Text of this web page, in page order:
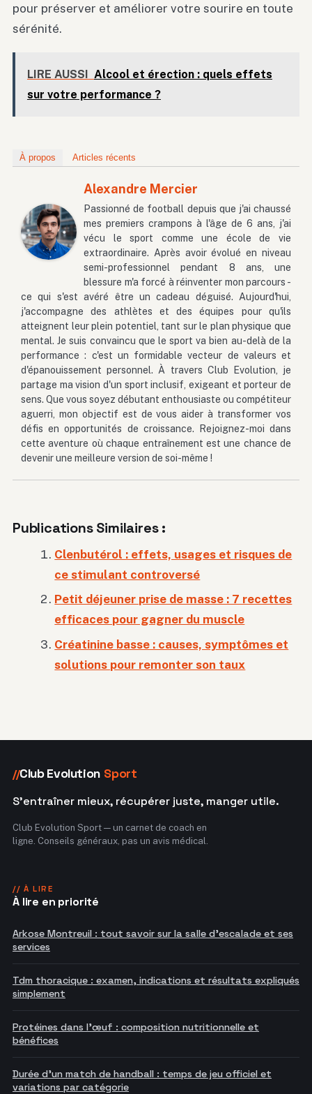
pour préserver et améliorer votre sourire en toute
sérénité.
LIRE AUSSI Alcool et érection : quels effets
sur votre performance ?
À propos Articles récents
Alexandre Mercier
Passionné de football depuis que j'ai chaussé
mes premiers crampons à l'âge de 6 ans, j'ai
vécu le sport comme une école de vie
extraordinaire. Après avoir évolué en niveau
semi-professionnel pendant 8 ans, une
blessure m'a forcé à réinventer mon parcours -
ce qui s'est avéré être un cadeau déguisé. Aujourd'hui,
j'accompagne des athlètes et des équipes pour qu'ils
atteignent leur plein potentiel, tant sur le plan physique que
mental. Je suis convaincu que le sport va bien au-delà de la
performance : c'est un formidable vecteur de valeurs et
d'épanouissement personnel. À travers Club Evolution, je
partage ma vision d'un sport inclusif, exigeant et porteur de
sens. Que vous soyez débutant enthousiaste ou compétiteur
aguerri, mon objectif est de vous aider à transformer vos
défis en opportunités de croissance. Rejoignez-moi dans
cette aventure où chaque entraînement est une chance de
devenir une meilleure version de soi-même !
Publications Similaires :
Clenbutérol : effets, usages et risques de
ce stimulant controversé
Petit déjeuner prise de masse : 7 recettes
efficaces pour gagner du muscle
Créatinine basse : causes, symptômes et
solutions pour remonter son taux
//Club Evolution Sport
S'entraîner mieux, récupérer juste, manger utile.
Club Evolution Sport — un carnet de coach en
ligne. Conseils généraux, pas un avis médical.
// À LIRE
À lire en priorité
Arkose Montreuil : tout savoir sur la salle d'escalade et ses
services
Tdm thoracique : examen, indications et résultats expliqués
simplement
Protéines dans l'œuf : composition nutritionnelle et
bénéfices
Durée d'un match de handball : temps de jeu officiel et
variations par catégorie